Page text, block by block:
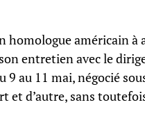
homologue américain
entretien avec le
9 au 11 mai, négocié
et d’autre, sans